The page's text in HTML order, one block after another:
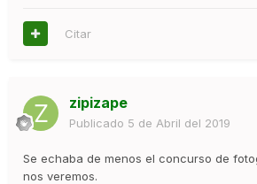
Citar
zipizape
Publicado 5 de Abril del 2019
Se echaba de menos el concurso de
nos veremos.